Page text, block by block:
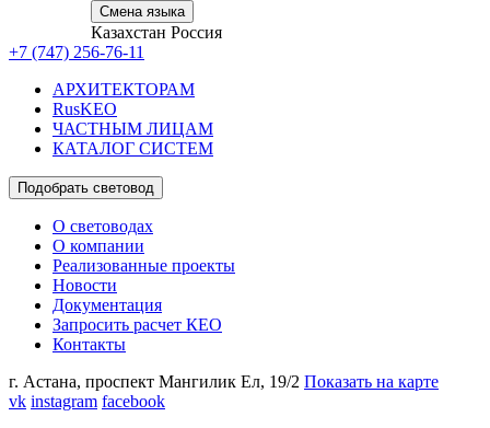
Смена языка
Казахстан Россия
+7 (747) 256-76-11
АРХИТЕКТОРАМ
RusKEO
ЧАСТНЫМ ЛИЦАМ
КАТАЛОГ СИСТЕМ
Подобрать световод
О световодах
О компании
Реализованные проекты
Новости
Документация
Запросить расчет КЕО
Контакты
г. Астана, проспект Мангилик Ел, 19/2 Показать на карте
vk instagram facebook